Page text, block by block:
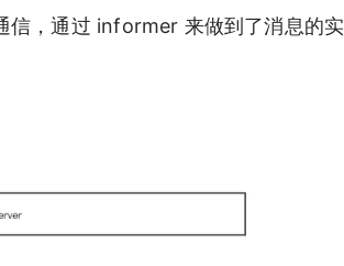
，通过 informer 来做到了消息的